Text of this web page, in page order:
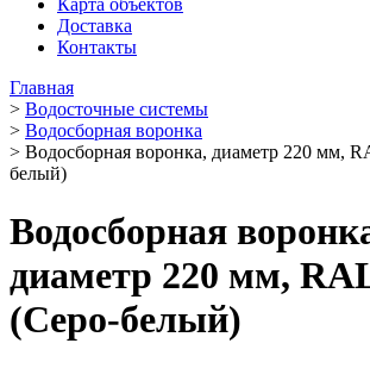
Карта объектов
Доставка
Контакты
Главная
> Водосточные системы
> Водосборная воронка
> Водосборная воронка, диаметр 220 мм,
белый)
Водосборная
диаметр 220 мм,
(Серо-белый)